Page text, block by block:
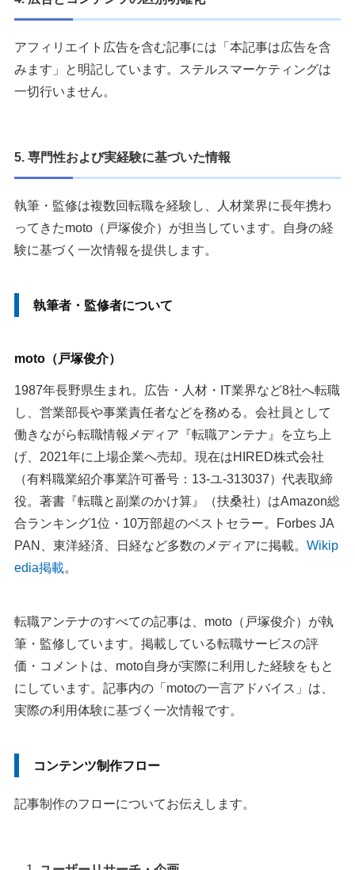
アフィリエイト広告を含む記事には「本記事は広告を含
みます」と明記しています。ステルスマーケティングは
一切行いません。
5. 専門性および実経験に基づいた情報
執筆・監修は複数回転職を経験し、人材業界に長年携わ
ってきたmoto（戸塚俊介）が担当しています。自身の経
験に基づく一次情報を提供します。
執筆者・監修者について
moto（戸塚俊介）
1987年長野県生まれ。広告・人材・IT業界など8社へ転職
し、営業部長や事業責任者などを務める。会社員として
働きながら転職情報メディア『転職アンテナ』を立ち上
げ、2021年に上場企業へ売却。現在はHIRED株式会社
（有料職業紹介事業許可番号：13-ユ-313037）代表取締
役。著書『転職と副業のかけ算』（扶桑社）はAmazon総
合ランキング1位・10万部超のベストセラー。Forbes JA
PAN、東洋経済、日経など多数のメディアに掲載。 Wikip
edia掲載。
転職アンテナのすべての記事は、moto（戸塚俊介）が執
筆・監修しています。掲載している転職サービスの評
価・コメントは、moto自身が実際に利用した経験をもと
にしています。記事内の「motoの一言アドバイス」は、
実際の利用体験に基づく一次情報です。
コンテンツ制作フロー
記事制作のフローについてお伝えします。